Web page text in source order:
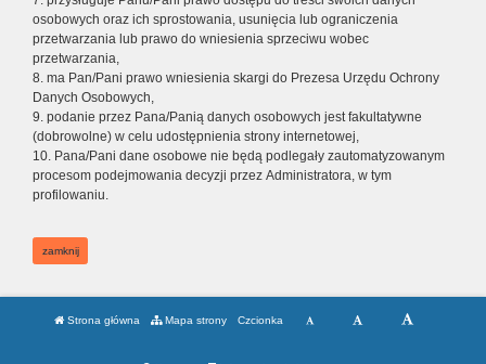
osobowych oraz ich sprostowania, usunięcia lub ograniczenia
przetwarzania lub prawo do wniesienia sprzeciwu wobec
przetwarzania,
8. ma Pan/Pani prawo wniesienia skargi do Prezesa Urzędu Ochrony
Danych Osobowych,
9. podanie przez Pana/Panią danych osobowych jest fakultatywne
(dobrowolne) w celu udostępnienia strony internetowej,
10. Pana/Pani dane osobowe nie będą podlegały zautomatyzowanym
procesom podejmowania decyzji przez Administratora, w tym
profilowaniu.
zamknij
Strona główna Mapa strony Czcionka